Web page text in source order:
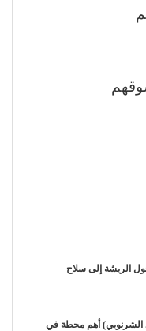
الريشة إلى سلاح
الشرنوبي) أهم محطة في